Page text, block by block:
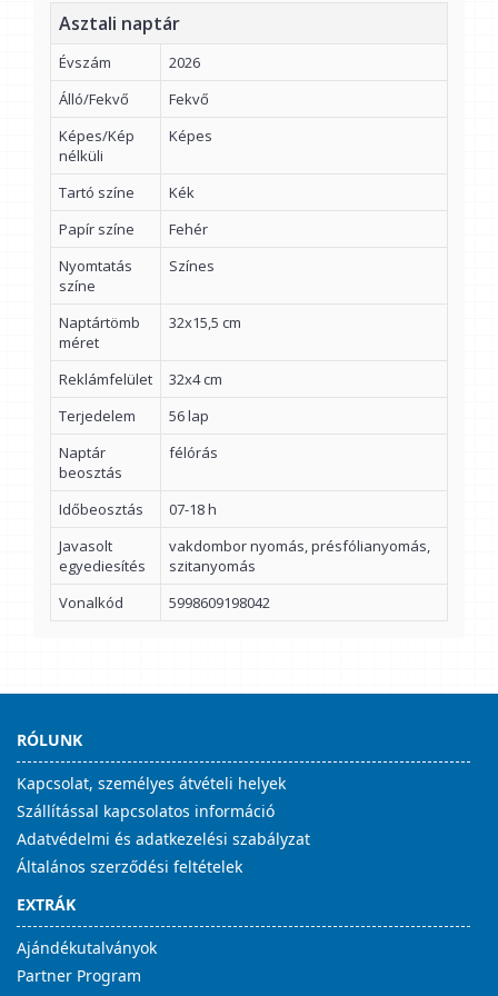
Asztali naptár
Évszám
2026
Álló/Fekvő
Fekvő
Képes/Kép
nélküli
Képes
Tartó színe
Kék
Papír színe
Fehér
Nyomtatás
színe
Színes
Naptártömb
méret
32x15,5 cm
Reklámfelület
32x4 cm
Terjedelem
56 lap
Naptár
beosztás
félórás
Időbeosztás
07-18 h
Javasolt
egyediesítés
vakdombor nyomás, présfólianyomás,
szitanyomás
Vonalkód
5998609198042
RÓLUNK
Kapcsolat, személyes átvételi helyek
Szállítással kapcsolatos információ
Adatvédelmi és adatkezelési szabályzat
Általános szerződési feltételek
EXTRÁK
Ajándékutalványok
Partner Program